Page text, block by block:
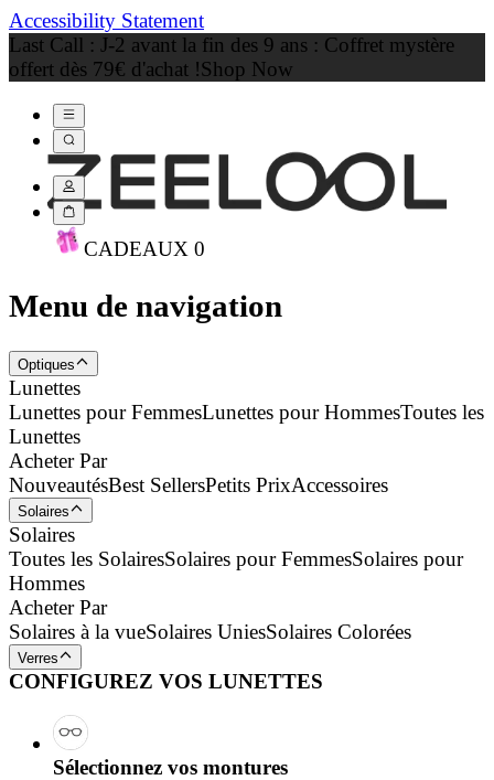
Accessibility Statement
Last Call : J-2 avant la fin des 9 ans : Coffret mystère
offert dès 79€ d'achat !Shop Now
CADEAUX 0
Menu de navigation
Optiques
Lunettes
Lunettes pour FemmesLunettes pour HommesToutes les
Lunettes
Acheter Par
NouveautésBest SellersPetits PrixAccessoires
Solaires
Solaires
Toutes les SolairesSolaires pour FemmesSolaires pour
Hommes
Acheter Par
Solaires à la vueSolaires UniesSolaires Colorées
Verres
CONFIGUREZ VOS LUNETTES
Sélectionnez vos montures